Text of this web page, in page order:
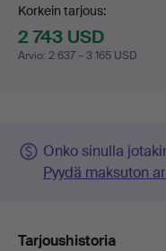
Korkein tarjous:
2 743 USD
Arvio: 2 637 – 3 165 USD
Onko sinulla
Pyydä maksuton
Tarjoushistoria